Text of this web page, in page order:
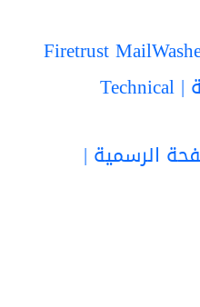
المواصفات التقنية | Technical
الرسمية |